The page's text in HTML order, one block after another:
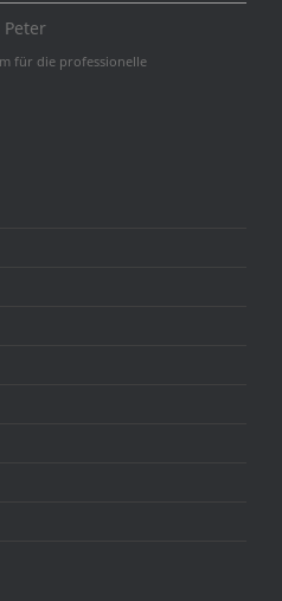
Peter
für die professionelle